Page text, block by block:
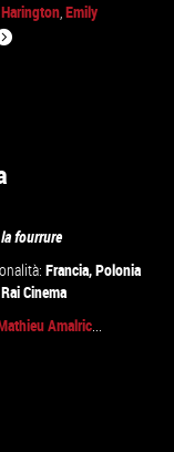
,Emily
fourrure
Francia,Polonia
Rai Cinema
Amalric...